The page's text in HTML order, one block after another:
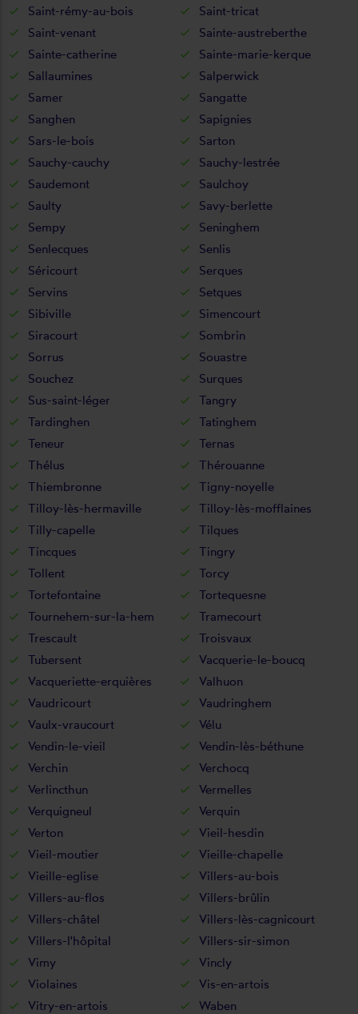
Saint-rémy-au-bois
Saint-tricat
Saint-venant
Sainte-austreberthe
Sainte-catherine
Sainte-marie-kerque
Sallaumines
Salperwick
Samer
Sangatte
Sanghen
Sapignies
Sars-le-bois
Sarton
Sauchy-cauchy
Sauchy-lestrée
Saudemont
Saulchoy
Saulty
Savy-berlette
Sempy
Seninghem
Senlecques
Senlis
Séricourt
Serques
Servins
Setques
Sibiville
Simencourt
Siracourt
Sombrin
Sorrus
Souastre
Souchez
Surques
Sus-saint-léger
Tangry
Tardinghen
Tatinghem
Teneur
Ternas
Thélus
Thérouanne
Thiembronne
Tigny-noyelle
Tilloy-lès-hermaville
Tilloy-lès-mofflaines
Tilly-capelle
Tilques
Tincques
Tingry
Tollent
Torcy
Tortefontaine
Tortequesne
Tournehem-sur-la-hem
Tramecourt
Trescault
Troisvaux
Tubersent
Vacquerie-le-boucq
Vacqueriette-erquières
Valhuon
Vaudricourt
Vaudringhem
Vaulx-vraucourt
Vélu
Vendin-le-vieil
Vendin-lès-béthune
Verchin
Verchocq
Verlincthun
Vermelles
Verquigneul
Verquin
Verton
Vieil-hesdin
Vieil-moutier
Vieille-chapelle
Vieille-eglise
Villers-au-bois
Villers-au-flos
Villers-brûlin
Villers-châtel
Villers-lès-cagnicourt
Villers-l'hôpital
Villers-sir-simon
Vimy
Vincly
Violaines
Vis-en-artois
Vitry-en-artois
Waben